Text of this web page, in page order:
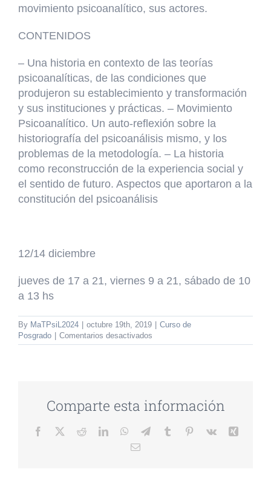
movimiento psicoanalítico, sus actores.
CONTENIDOS
– Una historia en contexto de las teorías
psicoanalíticas, de las condiciones que
produjeron su establecimiento y transformación
y sus instituciones y prácticas. – Movimiento
Psicoanalítico. Un auto-reflexión sobre la
historiografía del psicoanálisis mismo, y los
problemas de la metodología. – La historia
como reconstrucción de la experiencia social y
el sentido de futuro. Aspectos que aportaron a la
constitución del psicoanálisis
12/14 diciembre
jueves de 17 a 21, viernes 9 a 21, sábado de 10
a 13 hs
By MaTPsiL2024 octubre 19th, 2019
Curso de
Posgrado
Comentarios desactivados
CURSO
Comparte esta información
Facebook
TwitterRedditLinkedInWhatsApp
TelegramTumblr Pinterest
Vk
Email